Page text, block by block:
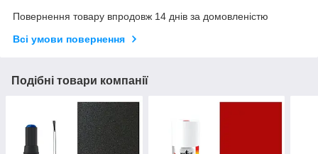
Повернення товару впродовж 14 днів за домовленістю
Всі умови повернення
Подібні товари компанії